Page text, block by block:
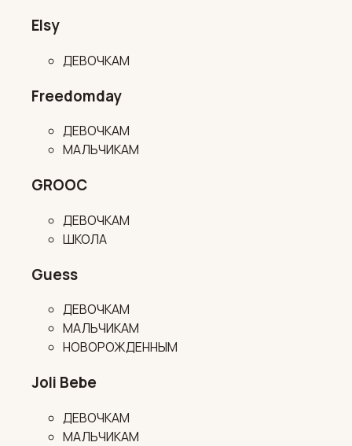
Elsy
ДЕВОЧКАМ
Freedomday
ДЕВОЧКАМ
МАЛЬЧИКАМ
GROOC
ДЕВОЧКАМ
ШКОЛА
Guess
ДЕВОЧКАМ
МАЛЬЧИКАМ
НОВОРОЖДЕННЫМ
Joli Bebe
ДЕВОЧКАМ
МАЛЬЧИКАМ